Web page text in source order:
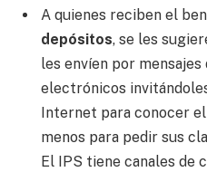
A quienes reciben el
depósitos, se les
les envíen por
electrónicos
Internet para conocer
menos para pedir sus
El IPS tiene canales de